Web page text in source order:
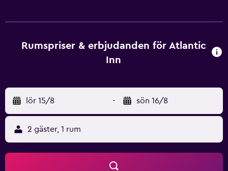
tillgång till gratis wi-fi. Skrivbord och telefon finns.
Städning sker dagligen. Detta hotell har bland annat en
tillkomma.
Rumspriser & erbjudanden för Atlantic
Inn
lör 15/8 - sön 16/8
2 gäster, 1 rum